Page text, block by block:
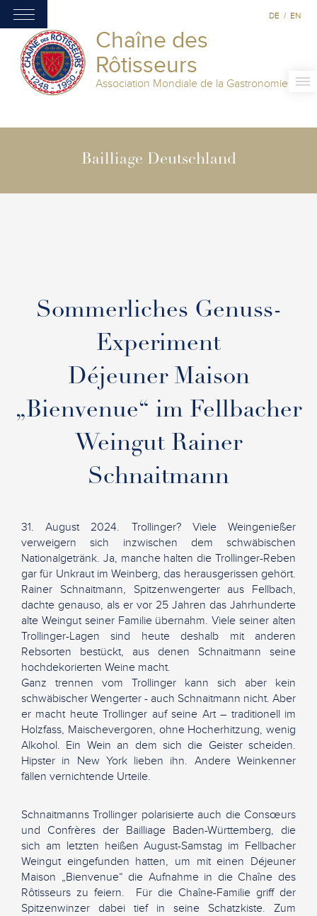
Chaîne des
Rôtisseurs
Association Mondiale de la Gastronomie
DE / EN
Bailliage Deutschland
Sommerliches Genuss-
Experiment
Déjeuner Maison
„Bienvenue“ im Fellbacher
Weingut Rainer
Schnaitmann
31. August 2024. Trollinger? Viele Weingenießer
verweigern sich inzwischen dem schwäbischen
Nationalgetränk. Ja, manche halten die Trollinger-Reben
gar für Unkraut im Weinberg, das herausgerissen gehört.
Rainer Schnaitmann, Spitzenwengerter aus Fellbach,
dachte genauso, als er vor 25 Jahren das Jahrhunderte
alte Weingut seiner Familie übernahm. Viele seiner alten
Trollinger-Lagen sind heute deshalb mit anderen
Rebsorten bestückt, aus denen Schnaitmann seine
hochdekorierten Weine macht.
Ganz trennen vom Trollinger kann sich aber kein
schwäbischer Wengerter - auch Schnaitmann nicht. Aber
er macht heute Trollinger auf seine Art – traditionell im
Holzfass, Maischevergoren, ohne Hocherhitzung, wenig
Alkohol. Ein Wein an dem sich die Geister scheiden.
Hipster in New York lieben ihn. Andere Weinkenner
fällen vernichtende Urteile.
Schnaitmanns Trollinger polarisierte auch die Consœurs
und Confrères der Bailliage Baden-Württemberg, die
sich am letzten heißen August-Samstag im Fellbacher
Weingut eingefunden hatten, um mit einen Déjeuner
Maison „Bienvenue“ die Aufnahme in die Chaîne des
Rôtisseurs zu feiern. Für die Chaîne-Familie griff der
Spitzenwinzer dabei tief in seine Schatzkiste. Zum